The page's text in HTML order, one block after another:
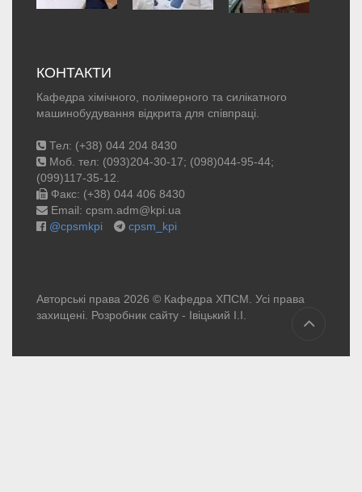
КОНТАКТИ
Кафедра хімічного, полімерного та силікатного
машинобудування відкрита для співпраці.
Тел: (+38) 044 204 8430
Моб. тел: (093)204-30-17; (098)044-95-44;
(099)117-35-12.
Факс: (+38) 044 406 8430
Email: cpsm.adm@kpi.ua
@cpsmkpi
cpsm_kpi
Авторські права 2026 © Кафедра ХПСМ. Усі права
захищені. Розробник сайту - Івіцький І.І.